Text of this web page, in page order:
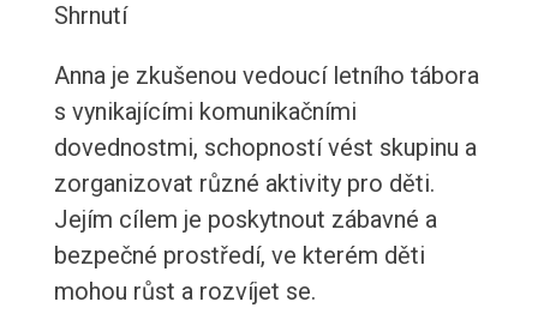
Shrnutí
Anna je zkušenou vedoucí letního tábora
s vynikajícími komunikačními
dovednostmi, schopností vést skupinu a
zorganizovat různé aktivity pro děti.
Jejím cílem je poskytnout zábavné a
bezpečné prostředí, ve kterém děti
mohou růst a rozvíjet se.